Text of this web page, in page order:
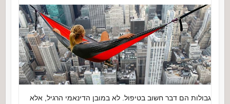
גבולות הם דבר חשוב בטיפול. לא במובן הדינאמי הרגיל, אלא